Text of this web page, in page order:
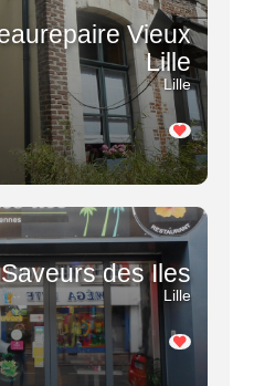
Vieux
Lille
Lille
Saveurs des Iles
Lille